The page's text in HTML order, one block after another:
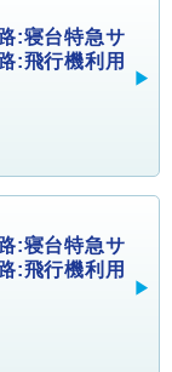
:寝台特急サ
:飛行機利用
:寝台特急サ
:飛行機利用